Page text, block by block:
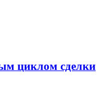
циклом сделки